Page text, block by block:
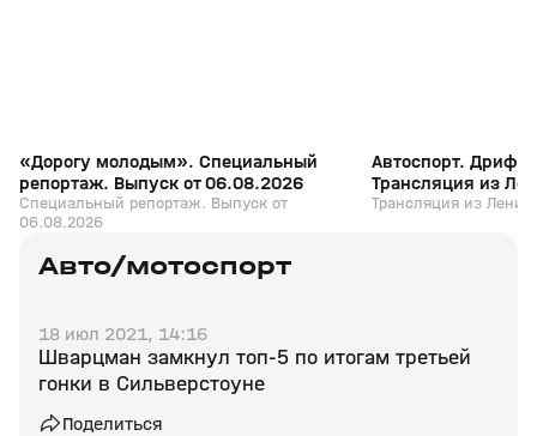
«Дорогу молодым». Специальный
репортаж. Выпуск от 06.08.2026
Специальный репортаж. Выпуск от
06.08.2026
Автоспорт. Дрифт.
Трансляция из
Трансляция из
Авто/мотоспорт
18 июл 2021, 14:16
Шварцман замкнул топ-5 по итогам третьей
гонки в Сильверстоуне
Поделиться